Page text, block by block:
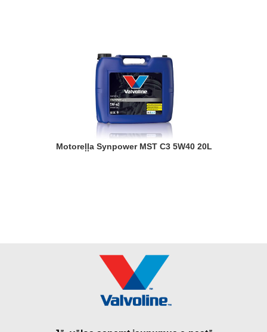
Motoreļļa Synpower MST C3 5W40 20L